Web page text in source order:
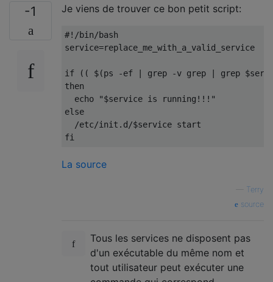
-1 Je viens de trouver ce bon petit script:
#!/bin/bash
service=replace_me_with_a_valid_service
if (( $(ps -ef grep -v grep
grep
then
  echo
"$service is running!!!"
else
/etc/init . d /$service start
fi
La source
Terry
source
Tous les services ne disposent pas
d'un exécutable du même nom et
tout utilisateur peut exécuter une